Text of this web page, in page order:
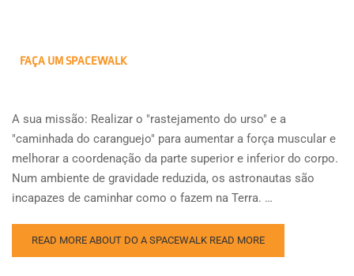
FAÇA UM SPACEWALK
A sua missão: Realizar o "rastejamento do urso" e a
"caminhada do caranguejo" para aumentar a força muscular e
melhorar a coordenação da parte superior e inferior do corpo.
Num ambiente de gravidade reduzida, os astronautas são
incapazes de caminhar como o fazem na Terra. …
READ MORE ABOUT DO A SPACEWALK READ MORE